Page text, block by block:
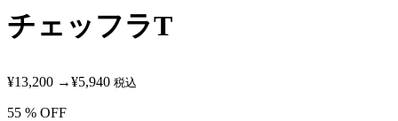
チェッフラT
¥13,200 →¥5,940 税込
55 % OFF